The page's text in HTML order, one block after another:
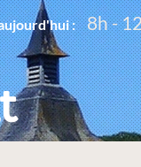
: 8h -